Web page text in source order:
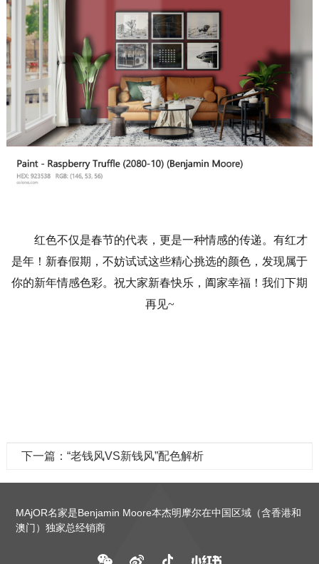
红色不仅是春节的代表，更是一种情感的传递。有红才
是年！新春假期，不妨试试这些精心挑选的颜色，发现属于
你的新年情感色彩。祝大家新春快乐，阖家幸福！我们下期
再见~
下一篇：“老钱风VS新钱风”配色解析
MAjOR名家是Benjamin Moore本杰明摩尔在中国区域（含香港和
澳门）独家总经销商